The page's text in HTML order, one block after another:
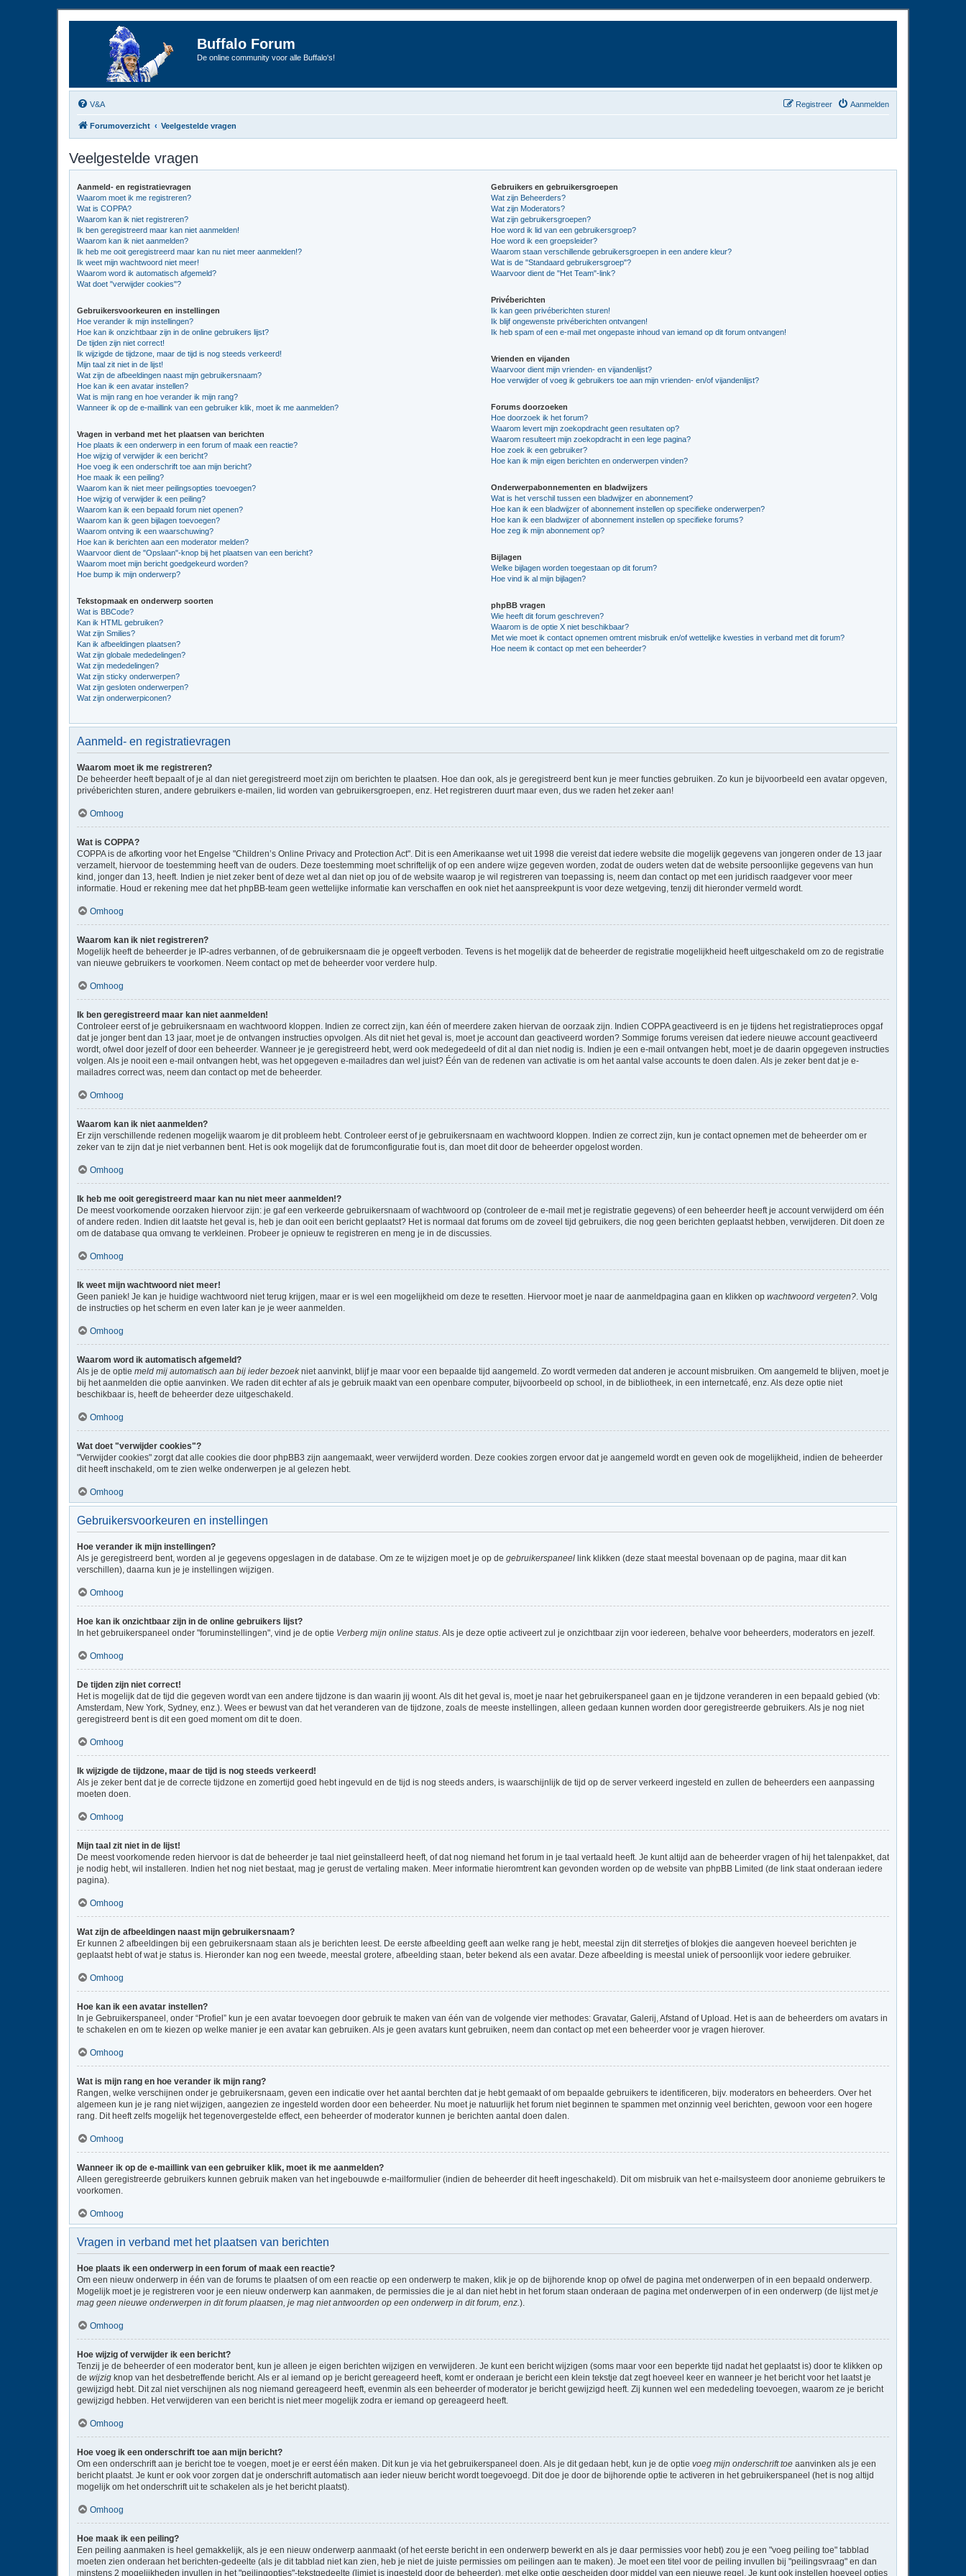
Buffalo Forum
De online community voor alle Buffalo's!
V&A Aanmelden
Registreer
Forumoverzicht Veelgestelde vragen
Veelgestelde vragen
Aanmeld- en registratievragen
Waarom moet ik me registreren?
Wat is COPPA?
Waarom kan ik niet registreren?
Ik ben geregistreerd maar kan niet aanmelden!
Waarom kan ik niet aanmelden?
Ik heb me ooit geregistreerd maar kan nu niet meer aanmelden!?
Ik weet mijn wachtwoord niet meer!
Waarom word ik automatisch afgemeld?
Wat doet "verwijder cookies"?
Gebruikersvoorkeuren en instellingen
Hoe verander ik mijn instellingen?
Hoe kan ik onzichtbaar zijn in de online gebruikers lijst?
De tijden zijn niet correct!
Ik wijzigde de tijdzone, maar de tijd is nog steeds verkeerd!
Mijn taal zit niet in de lijst!
Wat zijn de afbeeldingen naast mijn gebruikersnaam?
Hoe kan ik een avatar instellen?
Wat is mijn rang en hoe verander ik mijn rang?
Wanneer ik op de e-maillink van een gebruiker klik, moet ik me aanmelden?
Vragen in verband met het plaatsen van berichten
Hoe plaats ik een onderwerp in een forum of maak een reactie?
Hoe wijzig of verwijder ik een bericht?
Hoe voeg ik een onderschrift toe aan mijn bericht?
Hoe maak ik een peiling?
Waarom kan ik niet meer peilingsopties toevoegen?
Hoe wijzig of verwijder ik een peiling?
Waarom kan ik een bepaald forum niet openen?
Waarom kan ik geen bijlagen toevoegen?
Waarom ontving ik een waarschuwing?
Hoe kan ik berichten aan een moderator melden?
Waarvoor dient de "Opslaan"-knop bij het plaatsen van een bericht?
Waarom moet mijn bericht goedgekeurd worden?
Hoe bump ik mijn onderwerp?
Tekstopmaak en onderwerp soorten
Wat is BBCode?
Kan ik HTML gebruiken?
Wat zijn Smilies?
Kan ik afbeeldingen plaatsen?
Wat zijn globale mededelingen?
Wat zijn mededelingen?
Wat zijn sticky onderwerpen?
Wat zijn gesloten onderwerpen?
Wat zijn onderwerpiconen?
Gebruikers en gebruikersgroepen
Wat zijn Beheerders?
Wat zijn Moderators?
Wat zijn gebruikersgroepen?
Hoe word ik lid van een gebruikersgroep?
Hoe word ik een groepsleider?
Waarom staan verschillende gebruikersgroepen in een andere kleur?
Wat is de "Standaard gebruikersgroep"?
Waarvoor dient de "Het Team"-link?
Privéberichten
Ik kan geen privéberichten sturen!
Ik blijf ongewenste privéberichten ontvangen!
Ik heb spam of een e-mail met ongepaste inhoud van iemand op dit forum ontvangen!
Vrienden en vijanden
Waarvoor dient mijn vrienden- en vijandenlijst?
Hoe verwijder of voeg ik gebruikers toe aan mijn vrienden- en/of vijandenlijst?
Forums doorzoeken
Hoe doorzoek ik het forum?
Waarom levert mijn zoekopdracht geen resultaten op?
Waarom resulteert mijn zoekopdracht in een lege pagina?
Hoe zoek ik een gebruiker?
Hoe kan ik mijn eigen berichten en onderwerpen vinden?
Onderwerpabonnementen en bladwijzers
Wat is het verschil tussen een bladwijzer en abonnement?
Hoe kan ik een bladwijzer of abonnement instellen op specifieke onderwerpen?
Hoe kan ik een bladwijzer of abonnement instellen op specifieke forums?
Hoe zeg ik mijn abonnement op?
Bijlagen
Welke bijlagen worden toegestaan op dit forum?
Hoe vind ik al mijn bijlagen?
phpBB vragen
Wie heeft dit forum geschreven?
Waarom is de optie X niet beschikbaar?
Met wie moet ik contact opnemen omtrent misbruik en/of wettelijke kwesties in verband met dit forum?
Hoe neem ik contact op met een beheerder?
Aanmeld- en registratievragen
Waarom moet ik me registreren?
De beheerder heeft bepaalt of je al dan niet geregistreerd moet zijn om berichten te plaatsen. Hoe dan ook, als je geregistreerd bent kun je meer functies gebruiken. Zo kun je bijvoorbeeld een avatar opgeven,
privéberichten sturen, andere gebruikers e-mailen, lid worden van gebruikersgroepen, enz. Het registreren duurt maar even, dus we raden het zeker aan!
Omhoog
Wat is COPPA?
COPPA is de afkorting voor het Engelse "Children’s Online Privacy and Protection Act". Dit is een Amerikaanse wet uit 1998 die vereist dat iedere website die mogelijk gegevens van jongeren onder de 13 jaar
verzamelt, hiervoor de toestemming heeft van de ouders. Deze toestemming moet schriftelijk of op een andere wijze gegeven worden, zodat de ouders weten dat de website persoonlijke gegevens van hun
kind, jonger dan 13, heeft. Indien je niet zeker bent of deze wet al dan niet op jou of de website waarop je wil registreren van toepassing is, neem dan contact op met een juridisch raadgever voor meer
informatie. Houd er rekening mee dat het phpBB-team geen wettelijke informatie kan verschaffen en ook niet het aanspreekpunt is voor deze wetgeving, tenzij dit hieronder vermeld wordt.
Omhoog
Waarom kan ik niet registreren?
Mogelijk heeft de beheerder je IP-adres verbannen, of de gebruikersnaam die je opgeeft verboden. Tevens is het mogelijk dat de beheerder de registratie mogelijkheid heeft uitgeschakeld om zo de registratie
van nieuwe gebruikers te voorkomen. Neem contact op met de beheerder voor verdere hulp.
Omhoog
Ik ben geregistreerd maar kan niet aanmelden!
Controleer eerst of je gebruikersnaam en wachtwoord kloppen. Indien ze correct zijn, kan één of meerdere zaken hiervan de oorzaak zijn. Indien COPPA geactiveerd is en je tijdens het registratieproces opgaf
dat je jonger bent dan 13 jaar, moet je de ontvangen instructies opvolgen. Als dit niet het geval is, moet je account dan geactiveerd worden? Sommige forums vereisen dat iedere nieuwe account geactiveerd
wordt, ofwel door jezelf of door een beheerder. Wanneer je je geregistreerd hebt, werd ook medegedeeld of dit al dan niet nodig is. Indien je een e-mail ontvangen hebt, moet je de daarin opgegeven instructies
volgen. Als je nooit een e-mail ontvangen hebt, was het opgegeven e-mailadres dan wel juist? Één van de redenen van activatie is om het aantal valse accounts te doen dalen. Als je zeker bent dat je e-
mailadres correct was, neem dan contact op met de beheerder.
Omhoog
Waarom kan ik niet aanmelden?
Er zijn verschillende redenen mogelijk waarom je dit probleem hebt. Controleer eerst of je gebruikersnaam en wachtwoord kloppen. Indien ze correct zijn, kun je contact opnemen met de beheerder om er
zeker van te zijn dat je niet verbannen bent. Het is ook mogelijk dat de forumconfiguratie fout is, dan moet dit door de beheerder opgelost worden.
Omhoog
Ik heb me ooit geregistreerd maar kan nu niet meer aanmelden!?
De meest voorkomende oorzaken hiervoor zijn: je gaf een verkeerde gebruikersnaam of wachtwoord op (controleer de e-mail met je registratie gegevens) of een beheerder heeft je account verwijderd om één
of andere reden. Indien dit laatste het geval is, heb je dan ooit een bericht geplaatst? Het is normaal dat forums om de zoveel tijd gebruikers, die nog geen berichten geplaatst hebben, verwijderen. Dit doen ze
om de database qua omvang te verkleinen. Probeer je opnieuw te registreren en meng je in de discussies.
Omhoog
Ik weet mijn wachtwoord niet meer!
Geen paniek! Je kan je huidige wachtwoord niet terug krijgen, maar er is wel een mogelijkheid om deze te resetten. Hiervoor moet je naar de aanmeldpagina gaan en klikken op wachtwoord vergeten?. Volg
de instructies op het scherm en even later kan je je weer aanmelden.
Omhoog
Waarom word ik automatisch afgemeld?
Als je de optie meld mij automatisch aan bij ieder bezoekniet aanvinkt, blijf je maar voor een bepaalde tijd aangemeld. Zo wordt vermeden dat anderen je account misbruiken. Om aangemeld te blijven, moet je
bij het aanmelden die optie aanvinken. We raden dit echter af als je gebruik maakt van een openbare computer, bijvoorbeeld op school, in de bibliotheek, in een internetcafé, enz. Als deze optie niet
beschikbaar is, heeft de beheerder deze uitgeschakeld.
Omhoog
Wat doet "verwijder cookies"?
"Verwijder cookies" zorgt dat alle cookies die door phpBB3 zijn aangemaakt, weer verwijderd worden. Deze cookies zorgen ervoor dat je aangemeld wordt en geven ook de mogelijkheid, indien de beheerder
dit heeft inschakeld, om te zien welke onderwerpen je al gelezen hebt.
Omhoog
Gebruikersvoorkeuren en instellingen
Hoe verander ik mijn instellingen?
Als je geregistreerd bent, worden al je gegevens opgeslagen in de database. Om ze te wijzigen moet je op de gebruikerspaneel link klikken (deze staat meestal bovenaan op de pagina, maar dit kan
verschillen), daarna kun je je instellingen wijzigen.
Omhoog
Hoe kan ik onzichtbaar zijn in de online gebruikers lijst?
In het gebruikerspaneel onder "foruminstellingen", vind je de optie Verberg mijn online status. Als je deze optie activeert zul je onzichtbaar zijn voor iedereen, behalve voor beheerders, moderators en jezelf.
Omhoog
De tijden zijn niet correct!
Het is mogelijk dat de tijd die gegeven wordt van een andere tijdzone is dan waarin jij woont. Als dit het geval is, moet je naar het gebruikerspaneel gaan en je tijdzone veranderen in een bepaald gebied (vb:
Amsterdam, New York, Sydney, enz.). Wees er bewust van dat het veranderen van de tijdzone, zoals de meeste instellingen, alleen gedaan kunnen worden door geregistreerde gebruikers. Als je nog niet
geregistreerd bent is dit een goed moment om dit te doen.
Omhoog
Ik wijzigde de tijdzone, maar de tijd is nog steeds verkeerd!
Als je zeker bent dat je de correcte tijdzone en zomertijd goed hebt ingevuld en de tijd is nog steeds anders, is waarschijnlijk de tijd op de server verkeerd ingesteld en zullen de beheerders een aanpassing
moeten doen.
Omhoog
Mijn taal zit niet in de lijst!
De meest voorkomende reden hiervoor is dat de beheerder je taal niet geïnstalleerd heeft, of dat nog niemand het forum in je taal vertaald heeft. Je kunt altijd aan de beheerder vragen of hij het talenpakket, dat
je nodig hebt, wil installeren. Indien het nog niet bestaat, mag je gerust de vertaling maken. Meer informatie hieromtrent kan gevonden worden op de website van phpBB Limited (de link staat onderaan iedere
pagina).
Omhoog
Wat zijn de afbeeldingen naast mijn gebruikersnaam?
Er kunnen 2 afbeeldingen bij een gebruikersnaam staan als je berichten leest. De eerste afbeelding geeft aan welke rang je hebt, meestal zijn dit sterretjes of blokjes die aangeven hoeveel berichten je
geplaatst hebt of wat je status is. Hieronder kan nog een tweede, meestal grotere, afbeelding staan, beter bekend als een avatar. Deze afbeelding is meestal uniek of persoonlijk voor iedere gebruiker.
Omhoog
Hoe kan ik een avatar instellen?
In je Gebruikerspaneel, onder “Profiel” kun je een avatar toevoegen door gebruik te maken van één van de volgende vier methodes: Gravatar, Galerij, Afstand of Upload. Het is aan de beheerders om avatars in
te schakelen en om te kiezen op welke manier je een avatar kan gebruiken. Als je geen avatars kunt gebruiken, neem dan contact op met een beheerder voor je vragen hierover.
Omhoog
Wat is mijn rang en hoe verander ik mijn rang?
Rangen, welke verschijnen onder je gebruikersnaam, geven een indicatie over het aantal berchten dat je hebt gemaakt of om bepaalde gebruikers te identificeren, bijv. moderators en beheerders. Over het
algemeen kun je je rang niet wijzigen, aangezien ze ingesteld worden door een beheerder. Nu moet je natuurlijk het forum niet beginnen te spammen met onzinnig veel berichten, gewoon voor een hogere
rang. Dit heeft zelfs mogelijk het tegenovergestelde effect, een beheerder of moderator kunnen je berichten aantal doen dalen.
Omhoog
Wanneer ik op de e-maillink van een gebruiker klik, moet ik me aanmelden?
Alleen geregistreerde gebruikers kunnen gebruik maken van het ingebouwde e-mailformulier (indien de beheerder dit heeft ingeschakeld). Dit om misbruik van het e-mailsysteem door anonieme gebruikers te
voorkomen.
Omhoog
Vragen in verband met het plaatsen van berichten
Hoe plaats ik een onderwerp in een forum of maak een reactie?
Om een nieuw onderwerp in één van de forums te plaatsen of om een reactie op een onderwerp te maken, klik je op de bijhorende knop op ofwel de pagina met onderwerpen of in een bepaald onderwerp.
Mogelijk moet je je registreren voor je een nieuw onderwerp kan aanmaken, de permissies die je al dan niet hebt in het forum staan onderaan de pagina met onderwerpen of in een onderwerp (de lijst metje
mag geen nieuwe onderwerpen in dit forum plaatsen, je mag niet antwoorden op een onderwerp in dit forum, enz.).
Omhoog
Hoe wijzig of verwijder ik een bericht?
Tenzij je de beheerder of een moderator bent, kun je alleen je eigen berichten wijzigen en verwijderen. Je kunt een bericht wijzigen (soms maar voor een beperkte tijd nadat het geplaatst is) door te klikken op
de wijzig knop van het desbetreffende bericht. Als er al iemand op je bericht gereageerd heeft, komt er onderaan je bericht een klein tekstje dat zegt hoeveel keer en wanneer je het bericht voor het laatst je
gewijzigd hebt. Dit zal niet verschijnen als nog niemand gereageerd heeft, evenmin als een beheerder of moderator je bericht gewijzigd heeft. Zij kunnen wel een mededeling toevoegen, waarom ze je bericht
gewijzigd hebben. Het verwijderen van een bericht is niet meer mogelijk zodra er iemand op gereageerd heeft.
Omhoog
Hoe voeg ik een onderschrift toe aan mijn bericht?
Om een onderschrift aan je bericht toe te voegen, moet je er eerst één maken. Dit kun je via het gebruikerspaneel doen. Als je dit gedaan hebt, kun je de optie voeg mijn onderschrift toe aanvinken als je een
bericht plaatst. Je kunt er ook voor zorgen dat je onderschrift automatisch aan ieder nieuw bericht wordt toegevoegd. Dit doe je door de bijhorende optie te activeren in het gebruikerspaneel (het is nog altijd
mogelijk om het onderschrift uit te schakelen als je het bericht plaatst).
Omhoog
Hoe maak ik een peiling?
Een peiling aanmaken is heel gemakkelijk, als je een nieuw onderwerp aanmaakt (of het eerste bericht in een onderwerp bewerkt en als je daar permissies voor hebt) zou je een "voeg peiling toe" tabblad
moeten zien onderaan het berichten-gedeelte (als je dit tabblad niet kan zien, heb je niet de juiste permissies om peilingen aan te maken). Je moet een titel voor de peiling invullen bij "peilingsvraag" en dan
minstens 2 mogelijkheden invullen in het "peilingopties"-tekstgedeelte (limiet is ingesteld door de beheerder), met elke optie gescheiden door middel van een nieuwe regel. Je kunt ook instellen hoeveel opties